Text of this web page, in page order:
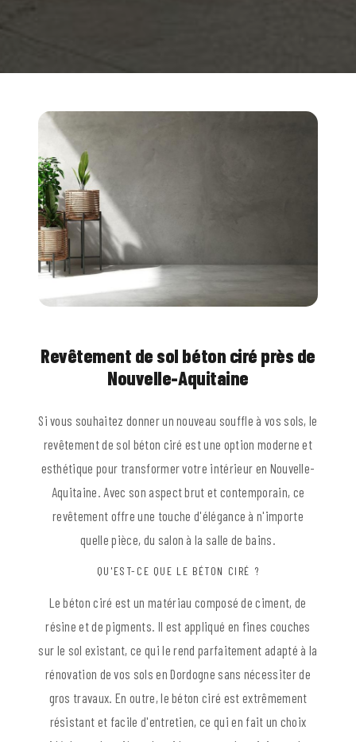
Revêtement de sol béton ciré près de
Nouvelle-Aquitaine
Si vous souhaitez donner un nouveau souffle à vos sols, le
revêtement de sol béton ciré est une option moderne et
esthétique pour transformer votre intérieur en Nouvelle-
Aquitaine. Avec son aspect brut et contemporain, ce
revêtement offre une touche d'élégance à n'importe
quelle pièce, du salon à la salle de bains.
QU'EST-CE QUE LE BÉTON CIRÉ ?
Le béton ciré est un matériau composé de ciment, de
résine et de pigments. Il est appliqué en fines couches
sur le sol existant, ce qui le rend parfaitement adapté à la
rénovation de vos sols en Dordogne sans nécessiter de
gros travaux. En outre, le béton ciré est extrêmement
résistant et facile d'entretien, ce qui en fait un choix